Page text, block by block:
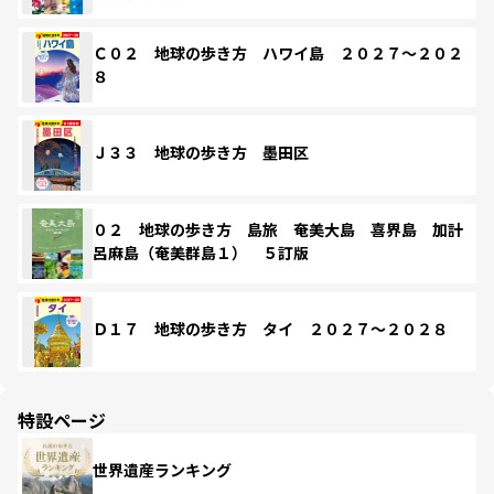
Ｃ０２ 地球の歩き方 ハワイ島 ２０２７～２０２
８
Ｊ３３ 地球の歩き方 墨田区
０２ 地球の歩き方 島旅 奄美大島 喜界島 加計
呂麻島（奄美群島１） ５訂版
Ｄ１７ 地球の歩き方 タイ ２０２７～２０２８
特設ページ
世界遺産ランキング